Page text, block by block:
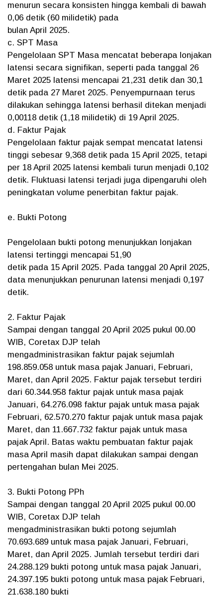
menurun secara konsisten hingga kembali di bawah
0,06 detik (60 milidetik) pada
bulan April 2025.
c. SPT Masa
Pengelolaan SPT Masa mencatat beberapa lonjakan
latensi secara signifikan, seperti pada tanggal 26
Maret 2025 latensi mencapai 21,231 detik dan 30,1
detik pada 27 Maret 2025. Penyempurnaan terus
dilakukan sehingga latensi berhasil ditekan menjadi
0,00118 detik (1,18 milidetik) di 19 April 2025.
d. Faktur Pajak
Pengelolaan faktur pajak sempat mencatat latensi
tinggi sebesar 9,368 detik pada 15 April 2025, tetapi
per 18 April 2025 latensi kembali turun menjadi 0,102
detik. Fluktuasi latensi terjadi juga dipengaruhi oleh
peningkatan volume penerbitan faktur pajak.
e. Bukti Potong
Pengelolaan bukti potong menunjukkan lonjakan
latensi tertinggi mencapai 51,90
detik pada 15 April 2025. Pada tanggal 20 April 2025,
data menunjukkan penurunan latensi menjadi 0,197
detik.
2. Faktur Pajak
Sampai dengan tanggal 20 April 2025 pukul 00.00
WIB, Coretax DJP telah
mengadministrasikan faktur pajak sejumlah
198.859.058 untuk masa pajak Januari, Februari,
Maret, dan April 2025. Faktur pajak tersebut terdiri
dari 60.344.958 faktur pajak untuk masa pajak
Januari, 64.276.098 faktur pajak untuk masa pajak
Februari, 62.570.270 faktur pajak untuk masa pajak
Maret, dan 11.667.732 faktur pajak untuk masa
pajak April. Batas waktu pembuatan faktur pajak
masa April masih dapat dilakukan sampai dengan
pertengahan bulan Mei 2025.
3. Bukti Potong PPh
Sampai dengan tanggal 20 April 2025 pukul 00.00
WIB, Coretax DJP telah
mengadministrasikan bukti potong sejumlah
70.693.689 untuk masa pajak Januari, Februari,
Maret, dan April 2025. Jumlah tersebut terdiri dari
24.288.129 bukti potong untuk masa pajak Januari,
24.397.195 bukti potong untuk masa pajak Februari,
21.638.180 bukti